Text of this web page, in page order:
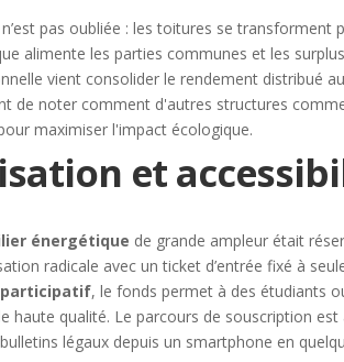
n’est pas oubliée : les toitures se
alimente les parties communes et les
vient consolider le rendement distribué
de noter comment d'autres structures
maximiser l'impact écologique.
et
énergétique de grande ampleur était
radicale avec un ticket d’entrée fixé à
, le fonds permet à des étudiants
haute qualité. Le parcours de souscription
légaux depuis un smartphone en